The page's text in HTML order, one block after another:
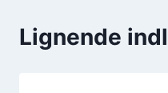
Lignende